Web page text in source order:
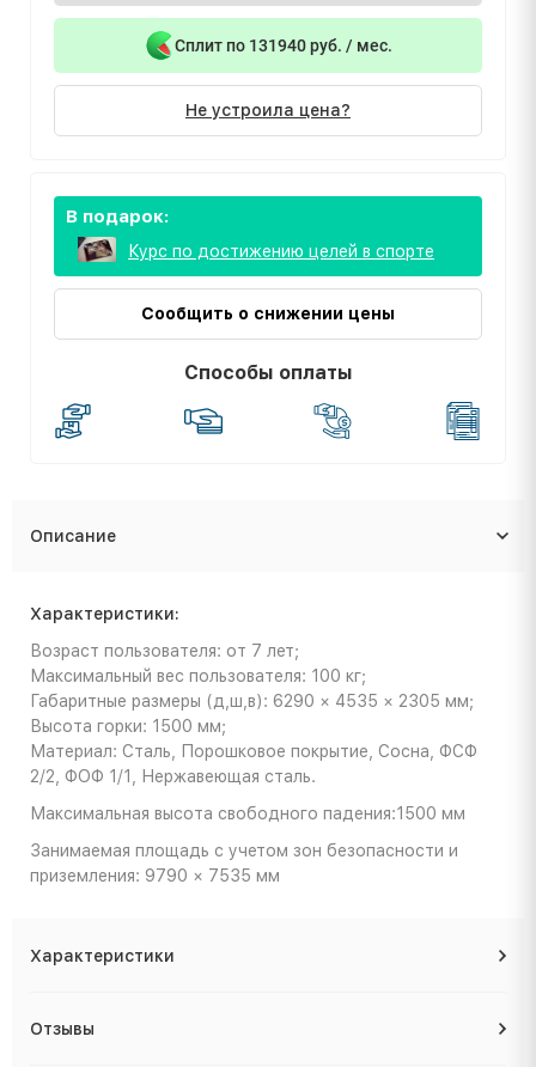
Сплит по 131940 руб. / мес.
Не устроила цена?
В подарок:
Курс по достижению целей в спорте
Сообщить о снижении цены
Способы оплаты
Описание
Характеристики:
Возраст пользователя: от 7 лет;
Максимальный вес пользователя: 100 кг;
Габаритные размеры (д,ш,в): 6290 × 4535 × 2305 мм;
Высота горки: 1500 мм;
Материал: Сталь, Порошковое покрытие, Сосна, ФСФ
2/2, ФОФ 1/1, Нержавеющая сталь.
Максимальная высота свободного падения:1500 мм
Занимаемая площадь с учетом зон безопасности и
приземления: 9790 × 7535 мм
Характеристики
Отзывы